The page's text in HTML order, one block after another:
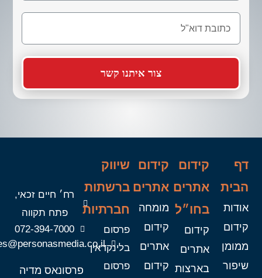
צור איתנו קשר
דף
הבית
אודות
קידום
ממומן
שיפור
קידום
אתרים
בחו״ל
קידום
אתרים
בארצות
קידום
אתרים
מומחה
קידום
אתרים
קידום
שיווק
ברשתות
חברתיות
פרסום
בלינקדאין
פרסום
רח׳ חיים זכאי,
פתח תקווה
072-394-7000
פרסונאס מדיה